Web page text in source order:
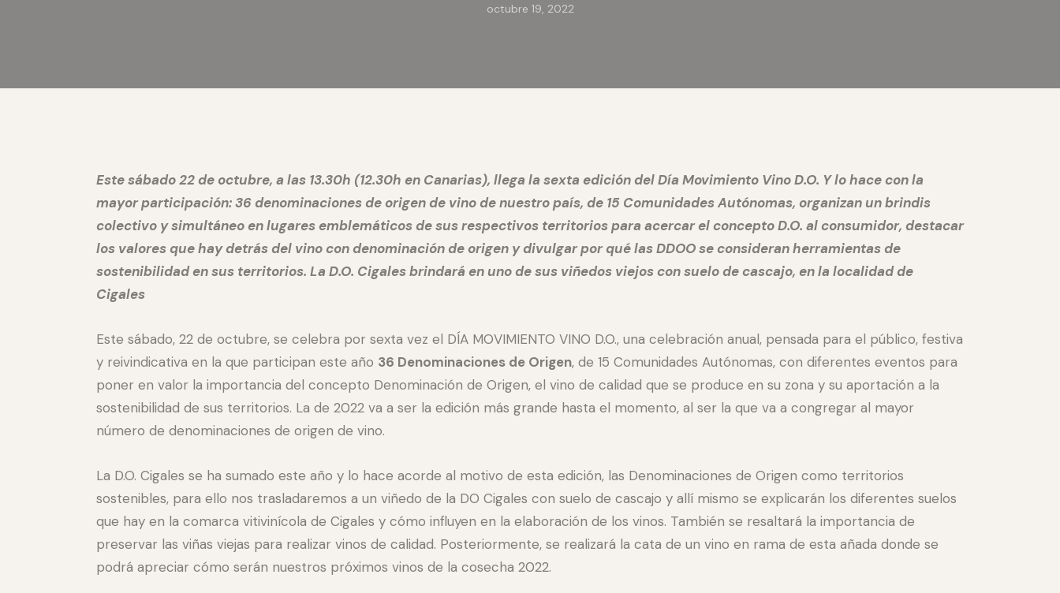
octubre 19, 2022
Este sábado 22 de octubre, a las 13.30h (12.30h en Canarias), llega la sexta edición del Día Movimiento Vino D.O. Y lo hace con la
mayor participación: 36 denominaciones de origen de vino de nuestro país, de 15 Comunidades Autónomas, organizan un brindis
colectivo y simultáneo en lugares emblemáticos de sus respectivos territorios para acercar el concepto D.O. al consumidor, destacar
los valores que hay detrás del vino con denominación de origen y divulgar por qué las DDOO se consideran herramientas de
sostenibilidad en sus territorios. La D.O. Cigales brindará en uno de sus viñedos viejos con suelo de cascajo, en la localidad de
Cigales
Este sábado, 22 de octubre, se celebra por sexta vez el DÍA MOVIMIENTO VINO D.O., una celebración anual, pensada para el público, festiva
y reivindicativa en la que participan este año 36 Denominaciones de Origen, de 15 Comunidades Autónomas, con diferentes eventos para
poner en valor la importancia del concepto Denominación de Origen, el vino de calidad que se produce en su zona y su aportación a la
sostenibilidad de sus territorios. La de 2022 va a ser la edición más grande hasta el momento, al ser la que va a congregar al mayor
número de denominaciones de origen de vino.
La D.O. Cigales se ha sumado este año y lo hace acorde al motivo de esta edición, las Denominaciones de Origen como territorios
sostenibles, para ello nos trasladaremos a un viñedo de la DO Cigales con suelo de cascajo y allí mismo se explicarán los diferentes suelos
que hay en la comarca vitivinícola de Cigales y cómo influyen en la elaboración de los vinos. También se resaltará la importancia de
preservar las viñas viejas para realizar vinos de calidad. Posteriormente, se realizará la cata de un vino en rama de esta añada donde se
podrá apreciar cómo serán nuestros próximos vinos de la cosecha 2022.